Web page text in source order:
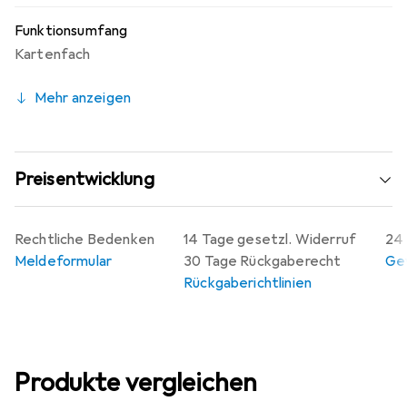
Funktionsumfang
Kartenfach
Mehr anzeigen
Preisentwicklung
14 Tage gesetzl. Widerruf
30 Tage Rückgaberecht
Rückgaberichtlinien
24
Rechtliche Bedenken
Meldeformular
Produkte vergleichen